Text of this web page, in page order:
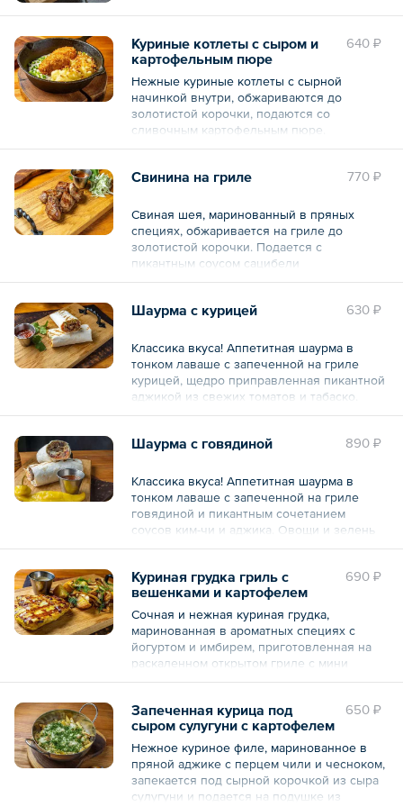
томатной аджикой.
Общий вес – 1.6 кг 640 ₽
Куриные котлеты с сыром и
картофельным пюре
Нежные куриные котлеты с сырной
начинкой внутри, обжариваются до
золотистой корочки, подаются со
сливочным картофельным пюре.
питьевая, картофель, молоко, масло
куриный (курица, лук жареный (лук
репчатый, масло подсолнечное), хлеб
белый, соль, специя перец черный
молотый ), сыр моцарелла), соус грибной
репчатый, мука пшеничная, чеснок
зеленый.
Общий вес – 370 г
770 ₽
Свинина на гриле
Свиная шея, маринованный в пряных
специях, обжаривается на гриле до
золотистой корочки. Подается с
пикантным соусом сацибели
лук репчатый, соль, специя перец черный
томатная паста, кинза свежая, соус
шрирача, уксус, чеснок свежий, сахар,
соль, специя хмели сунели), лук
маринованный ( лук репчатый, укроп
630 ₽
Шаурма с курицей
Классика вкуса! Аппетитная шаурма в
тонком лаваше с запеченной на гриле
курицей, щедро приправленная пикантной
аджикой из свежих томатов и табаско.
Овощи и зелень придают свежий и
соус аджика, морковь, капуста
белокочанная, помидоры, огурцы, зелень
кинзы.
890 ₽
Шаурма с говядиной
Классика вкуса! Аппетитная шаурма в
тонком лаваше с запеченной на гриле
говядиной и пикантным сочетанием
соусов ким-чи и аджика. Овощи и зелень
придают свежий и насыщенный вкус
мяса по-новому.
Состав: говядина ребро маринованная,
лаваш, соус для шаурмы, соус аджика,
капуста белокочанная, помидоры, перец
маринованный, огурцы маринованные,
Общий вес – 415 г
690 ₽
Куриная грудка гриль с
вешенками и картофелем
Сочная и нежная куриная грудка,
маринованная в ароматных специях с
йогуртом и имбирем, приготовленная на
раскаленном открытом гриле с мини
картофелем и вешенками. Подается с
соусом демигласс и чесночным маслом.
Состав: курица маринованная, картофель
мини отварной, грибы вешенки, соус
горчичный, масло чесночное, масло
сливочное, масло подсолнечное, соль,
650 ₽
Запеченная курица под
сыром сулугуни с картофелем
фри
Нежное куриное филе, маринованное в
пряной аджике с перцем чили и чесноком,
запекается под сырной корочкой из сыра
сулугуни и подается на подушке из